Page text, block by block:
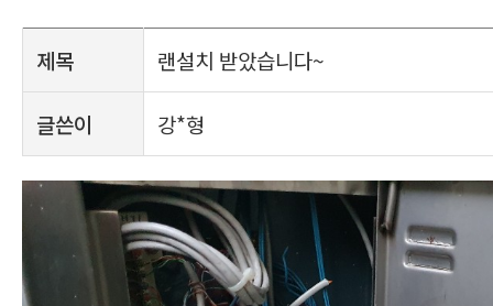
제목 랜설치 받았습니다~
글쓴이 강*형